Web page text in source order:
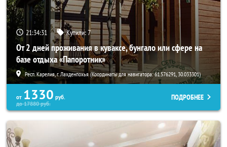
21:34:30 Купили:7
От 2 дней проживания в куваксе, бунгало или сфере на
базе отдыха «Папоротник»
Респ. Карелия, г. Лахденпохья (Координаты для навигатора: 61.576291, 30.033301)
от 1330 руб.
до17880руб.
ПОДРОБНЕЕ